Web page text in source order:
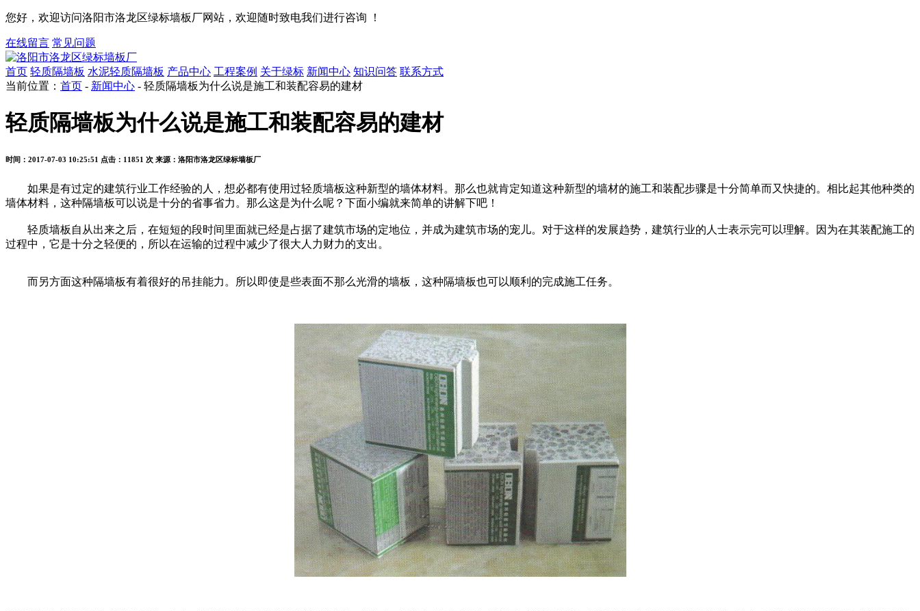
您好，欢迎访问洛阳市洛龙区绿标墙板厂网站，欢迎随时致电我们进行咨询 ！
在线留言 常见问题
首页 轻质隔墙板 水泥轻质隔墙板 产品中心 工程案例 关于绿标 新闻中心 知识问答 联系方式
当前位置： 首页 - 新闻中心 - 轻质隔墙板为什么说是施工和装配容易的建材
轻质隔墙板为什么说是施工和装配容易的建材
时间：2017-07-03 10:25:51 点击：11851 次 来源：洛阳市洛龙区绿标墙板厂
如果是有过定的建筑行业工作经验的人，想必都有使用过轻质墙板这种新型的墙体材料。那么也就肯定知道这种新型的墙材的施工和装配步骤是十分简单而又快捷的。相比起其他种类的
墙体材料，这种隔墙板可以说是十分的省事省力。那么这是为什么呢？下面小编就来简单的讲解下吧！
轻质墙板自从出来之后，在短短的段时间里面就已经是占据了建筑市场的定地位，并成为建筑市场的宠儿。对于这样的发展趋势，建筑行业的人士表示完可以理解。因为在其装配施工的
过程中，它是十分之轻便的，所以在运输的过程中减少了很大人力财力的支出。
而另方面这种隔墙板有着很好的吊挂能力。所以即使是些表面不那么光滑的墙板，这种隔墙板也可以顺利的完成施工任务。